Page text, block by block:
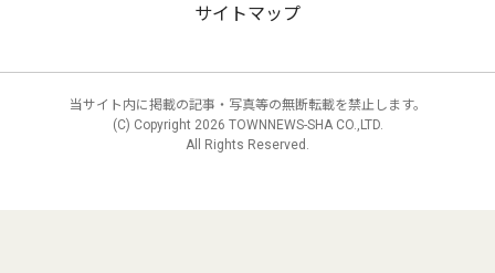
サイトマップ
当サイト内に掲載の記事・写真等の無断転載を禁止します。
(C) Copyright 2026 TOWNNEWS-SHA CO.,LTD.
All Rights Reserved.